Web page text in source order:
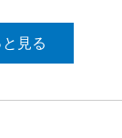
と見る